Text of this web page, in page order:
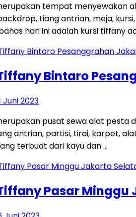
tempat menyewakan
tiang antrian, meja,
hari ini adalah kursi tiffany
Bintaro
Juni 2023
pusat sewa alat
antrian, partisi, tirai, karpet,
terbuat dari kayu dan …
Pasar